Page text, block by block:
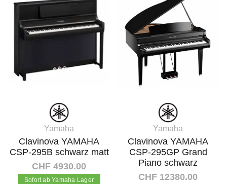
Yamaha
Clavinova YAMAHA
CSP-295B schwarz matt
CHF 4930.00
Sofort ab Yamaha Lager
Yamaha
Clavinova YAMAHA
CSP-295GP Grand
Piano schwarz
CHF 12380.00